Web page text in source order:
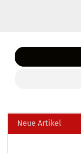
Neue Artikel